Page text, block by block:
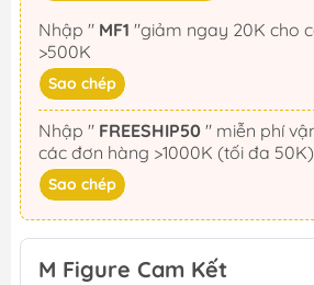
Nhập " MF1
>500K
Sao chép
Nhập " FREESHIP50
các đơn hàng >1000K (tối đa 50K)
Sao chép
M Figure Cam Kết